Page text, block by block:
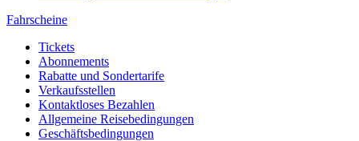
Fahrscheine
Tickets
Abonnements
Rabatte und Sondertarife
Verkaufsstellen
Kontaktloses Bezahlen
Allgemeine Reisebedingungen
Geschäftsbedingungen